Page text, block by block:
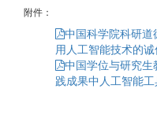
附件：
中国科学院科研道
用人工智能技术的
中国学位与研究
践成果中人工智能